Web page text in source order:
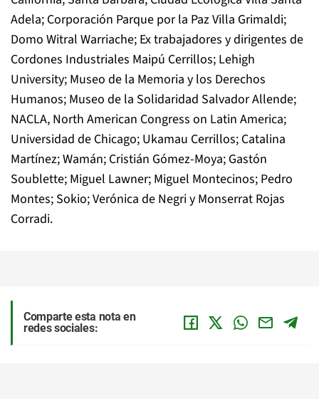
Adela; Corporación Parque por la Paz Villa Grimaldi;
Domo Witral Warriache; Ex trabajadores y dirigentes de
Cordones Industriales Maipú Cerrillos; Lehigh
University; Museo de la Memoria y los Derechos
Humanos; Museo de la Solidaridad Salvador Allende;
NACLA, North American Congress on Latin America;
Universidad de Chicago; Ukamau Cerrillos; Catalina
Martínez; Wamán; Cristián Gómez-Moya; Gastón
Soublette; Miguel Lawner; Miguel Montecinos; Pedro
Montes; Sokio; Verónica de Negri y Monserrat Rojas
Corradi.
Comparte esta nota en
redes sociales: